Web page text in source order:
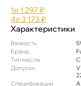
1л 1 297 ₽
4л 3 173 ₽
Характеристики
язкость
Бренд
Тип масла
Допуски
Спецификации